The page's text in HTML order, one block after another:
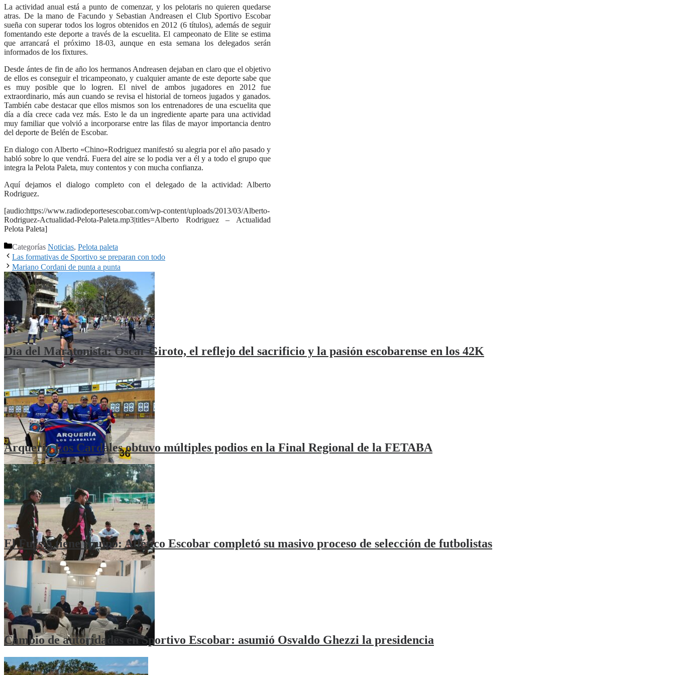
La actividad anual está a punto de comenzar, y los pelotaris no quieren quedarse
atras. De la mano de Facundo y Sebastian Andreasen el Club Sportivo Escobar
sueña con superar todos los logros obtenidos en 2012 (6 títulos), además de seguir
fomentando este deporte a través de la escuelita. El campeonato de Elite se estima
que arrancará el próximo 18-03, aunque en esta semana los delegados serán
informados de los fixtures.
Desde ántes de fin de año los hermanos Andreasen dejaban en claro que el objetivo
de ellos es conseguir el tricampeonato, y cualquier amante de este deporte sabe que
es muy posible que lo logren. El nivel de ambos jugadores en 2012 fue
extraordinario, más aun cuando se revisa el historial de torneos jugados y ganados.
También cabe destacar que ellos mismos son los entrenadores de una escuelita que
día a día crece cada vez más. Esto le da un ingrediente aparte para una actividad
muy familiar que volvió a incorporarse entre las filas de mayor importancia dentro
del deporte de Belén de Escobar.
En dialogo con Alberto «Chino»Rodriguez manifestó su alegria por el año pasado y
habló sobre lo que vendrá. Fuera del aire se lo podia ver a él y a todo el grupo que
integra la Pelota Paleta, muy contentos y con mucha confianza.
Aquí dejamos el dialogo completo con el delegado de la actividad: Alberto
Rodriguez.
[audio:https://www.radiodeportesescobar.com/wp-content/uploads/2013/03/Alberto-
Rodriguez-Actualidad-Pelota-Paleta.mp3|titles=Alberto Rodriguez – Actualidad
Pelota Paleta]
Categorías Noticias, Pelota paleta
Las formativas de Sportivo se preparan con todo
Mariano Cordani de punta a punta
Día del Maratonista: Oscar Giroto, el reflejo del sacrificio y la pasión escobarense en los 42K
Arquería Los Cardales obtuvo múltiples podios en la Final Regional de la FETABA
El Fucsia tiene equipo: Atlético Escobar completó su masivo proceso de selección de futbolistas
Cambio de autoridades en Sportivo Escobar: asumió Osvaldo Ghezzi la presidencia